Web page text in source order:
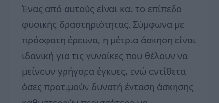
Ένας από αυτούς είναι και το επίπεδο
φυσικής δραστηριότητας. Σύμφωνα με
πρόσφατη έρευνα, η μέτρια άσκηση είναι
ιδανική για τις γυναίκες που θέλουν να
μείνουν γρήγορα έγκυες, ενώ αντίθετα
όσες προτιμούν δυνατή ένταση άσκησης